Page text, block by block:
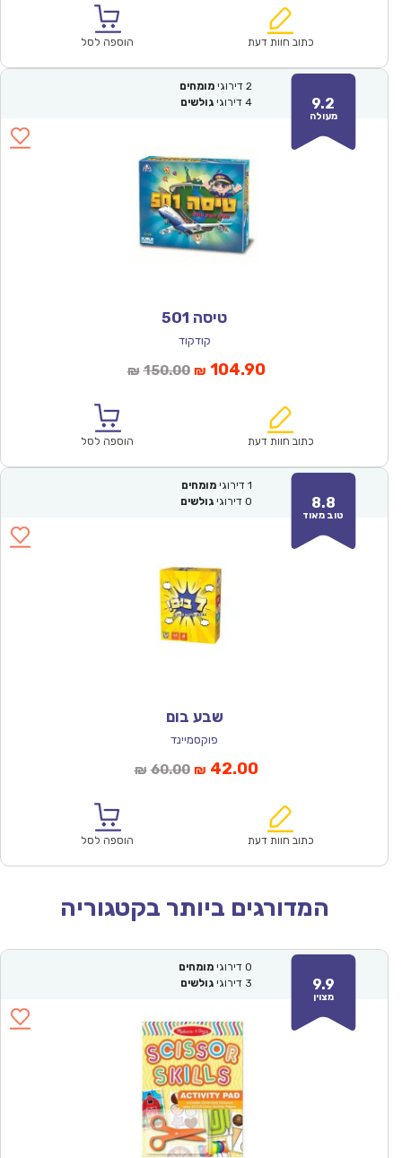
₪150.00.
הוא:
כתוב חוות דעת הוספה לסל
9.2
מעולה
2 דירוגי מומחים
4 דירוגי גולשים
טיסה 501
קודקוד
₪ 150.00המחיר
₪150.00.
₪ 104.90המחיר
הוא:
כתוב חוות דעת הוספה לסל
8.8
טוב מאוד
1 דירוגי מומחים
0 דירוגי גולשים
שבע בום
פוקסמיינד
₪ 60.00המחיר
₪60.00.
₪ 42.00המחיר
הוא:
כתוב חוות דעת הוספה לסל
המדורגים ביותר בקטגוריה
9.9
מצוין
0 דירוגי מומחים
3 דירוגי גולשים